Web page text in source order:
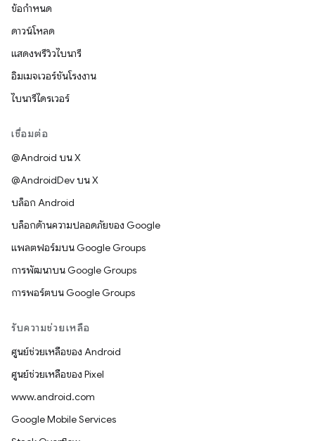
ข้อกำหนด
ดาวน์โหลด
แสดงพรีวิวไบนารี
อิมเมจเวอร์ชันโรงงาน
ไบนารีไดรเวอร์
เชื่อมต่อ
@Android บน X
@AndroidDev บน X
บล็อก Android
บล็อกด้านความปลอดภัยของ Google
แพลตฟอร์มบน Google Groups
การพัฒนาบน Google Groups
การพอร์ตบน Google Groups
รับความช่วยเหลือ
ศูนย์ช่วยเหลือของ Android
ศูนย์ช่วยเหลือของ Pixel
www.android.com
Google Mobile Services